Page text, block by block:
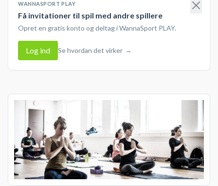
WANNASPORT PLAY
Få invitationer til spil med andre spillere
Opret en gratis konto og deltag i WannaSport PLAY.
Log ind Se hvordan det virker →